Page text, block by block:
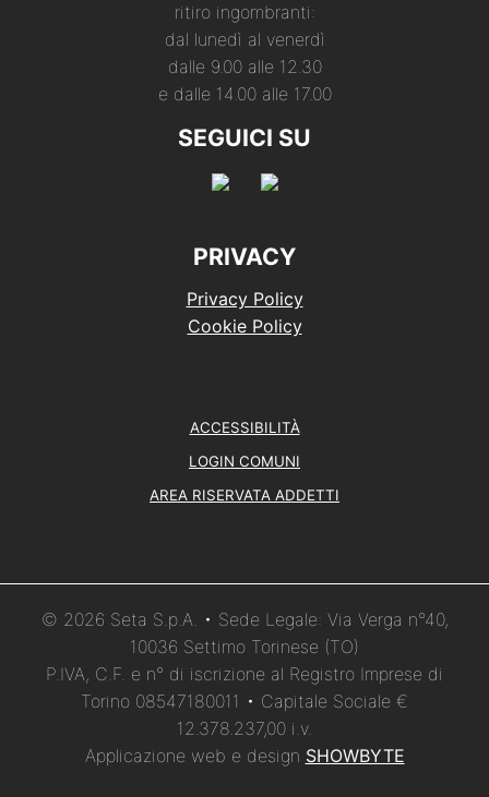
ritiro ingombranti:
dal lunedì al venerdì
dalle 9.00 alle 12.30
e dalle 14.00 alle 17.00
SEGUICI SU
PRIVACY
Privacy Policy
Cookie Policy
ACCESSIBILITÀ
LOGIN COMUNI
AREA RISERVATA ADDETTI
© 2026 Seta S.p.A. • Sede Legale: Via Verga n°40,
10036 Settimo Torinese (TO)
P.IVA, C.F. e n° di iscrizione al Registro Imprese di
Torino 08547180011 • Capitale Sociale €
12.378.237,00 i.v.
Applicazione web e design SHOWBYTE